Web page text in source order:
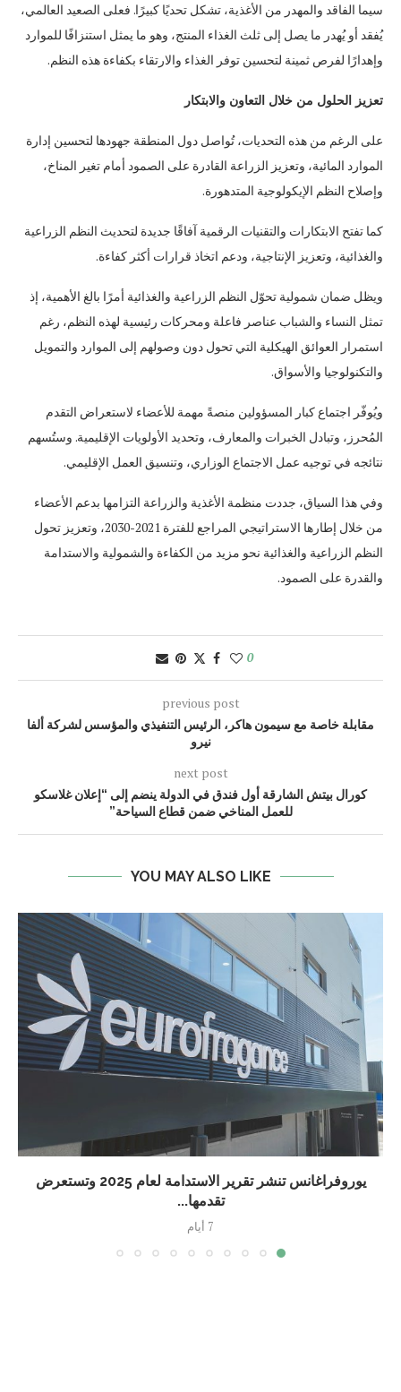
سيما الفاقد والمهدر من الأغذية، تشكل تحديًا كبيرًا. فعلى الصعيد العالمي،
يُفقد أو يُهدر ما يصل إلى ثلث الغذاء المنتج، وهو ما يمثل استنزافًا للموارد
وإهدارًا لفرص ثمينة لتحسين توفر الغذاء والارتقاء بكفاءة هذه النظم.
تعزيز الحلول من خلال التعاون والابتكار
على الرغم من هذه التحديات، تُواصل دول المنطقة جهودها لتحسين إدارة
الموارد المائية، وتعزيز الزراعة القادرة على الصمود أمام تغير المناخ،
وإصلاح النظم الإيكولوجية المتدهورة.
كما تفتح الابتكارات والتقنيات الرقمية آفاقًا جديدة لتحديث النظم الزراعية
والغذائية، وتعزيز الإنتاجية، ودعم اتخاذ قرارات أكثر كفاءة.
ويظل ضمان شمولية تحوّل النظم الزراعية والغذائية أمرًا بالغ الأهمية، إذ
تمثل النساء والشباب عناصر فاعلة ومحركات رئيسية لهذه النظم، رغم
استمرار العوائق الهيكلية التي تحول دون وصولهم إلى الموارد والتمويل
والتكنولوجيا والأسواق.
ويُوفّر اجتماع كبار المسؤولين منصةً مهمة للأعضاء لاستعراض التقدم
المُحرز، وتبادل الخبرات والمعارف، وتحديد الأولويات الإقليمية. وستُسهم
نتائجه في توجيه عمل الاجتماع الوزاري، وتنسيق العمل الإقليمي.
وفي هذا السياق، جددت منظمة الأغذية والزراعة التزامها بدعم الأعضاء
من خلال إطارها الاستراتيجي المراجع للفترة 2021-2030، وتعزيز تحول
النظم الزراعية والغذائية نحو مزيد من الكفاءة والشمولية والاستدامة
والقدرة على الصمود.
0
previous post
مقابلة خاصة مع سيمون هاكر، الرئيس التنفيذي والمؤسس لشركة ألفا
نيرو
next post
كورال بيتش الشارقة أول فندق في الدولة ينضم إلى “إعلان غلاسكو
للعمل المناخي ضمن قطاع السياحة”
YOU MAY ALSO LIKE
يوروفراغانس تنشر تقرير الاستدامة لعام 2025 وتستعرض
تقدمها...
7 أيام